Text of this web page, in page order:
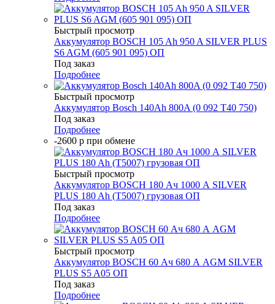
Быстрый просмотр
Аккумулятор BOSCH 105 Ah 950 A SILVER PLUS
S6 AGM (605 901 095) ОП
Под заказ
Подробнее
Быстрый просмотр
Аккумулятор Bosch 140Ah 800A (0 092 T40 750)
Под заказ
Подробнее
-2600 р при обмене
Быстрый просмотр
Аккумулятор BOSCH 180 Ач 1000 А SILVER
PLUS 180 Ah (T5007) грузовая ОП
Под заказ
Подробнее
Быстрый просмотр
Аккумулятор BOSCH 60 Ач 680 А AGM SILVER
PLUS S5 A05 ОП
Под заказ
Подробнее